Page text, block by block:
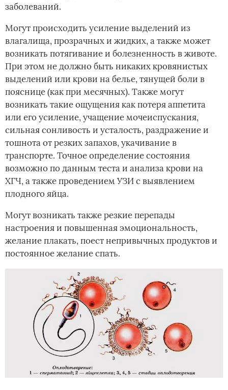
заболеваний.
Могут происходить усиление выделений из
влагалища, прозрачных и жидких, а также может
возникать потягивание и болезненность в животе.
При этом не должно быть никаких кровянистых
выделений или крови на белье, тянущей боли в
пояснице (как при месячных). Также могут
возникать такие ощущения как потеря аппетита
или его усиление, учащение мочеиспускания,
сильная сонливость и усталость, раздражение и
тошнота от резких запахов, укачивание в
транспорте. Точное определение состояния
возможно по данным теста и анализа крови на
ХГЧ, а также проведением УЗИ с выявлением
плодного яйца.
Могут возникать также резкие перепады
настроения и повышенная эмоциональность,
желание плакать, поест непривычных продуктов и
постоянное желание спать.